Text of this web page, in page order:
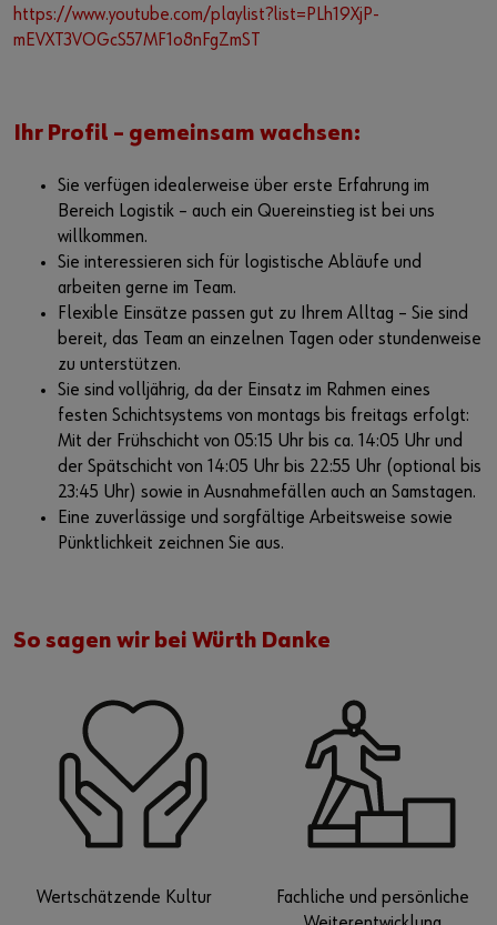
https://www.youtube.com/playlist?list=PLh19XjP-
mEVXT3VOGcS57MF1o8nFgZmST
Ihr Profil – gemeinsam wachsen:
Sie verfügen idealerweise über erste Erfahrung im
Bereich Logistik – auch ein Quereinstieg ist bei uns
willkommen.
Sie interessieren sich für logistische Abläufe und
arbeiten gerne im Team.
Flexible Einsätze passen gut zu Ihrem Alltag – Sie sind
bereit, das Team an einzelnen Tagen oder stundenweise
zu unterstützen.
Sie sind volljährig, da der Einsatz im Rahmen eines
festen Schichtsystems von montags bis freitags erfolgt:
Mit der Frühschicht von 05:15 Uhr bis ca. 14:05 Uhr und
der Spätschicht von 14:05 Uhr bis 22:55 Uhr (optional bis
23:45 Uhr) sowie in Ausnahmefällen auch an Samstagen.
Eine zuverlässige und sorgfältige Arbeitsweise sowie
Pünktlichkeit zeichnen Sie aus.
So sagen wir bei Würth Danke
Wertschätzende Kultur
Fachliche und persönliche